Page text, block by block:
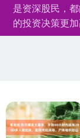
是资深股民，
的投资决策更